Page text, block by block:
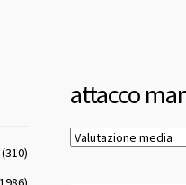
attacco
(310)